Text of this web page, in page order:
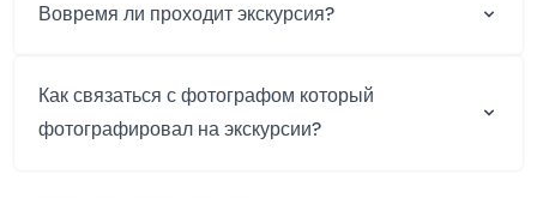
Вовремя ли проходит экскурсия?
Как связаться с фотографом который
фотографировал на экскурсии?